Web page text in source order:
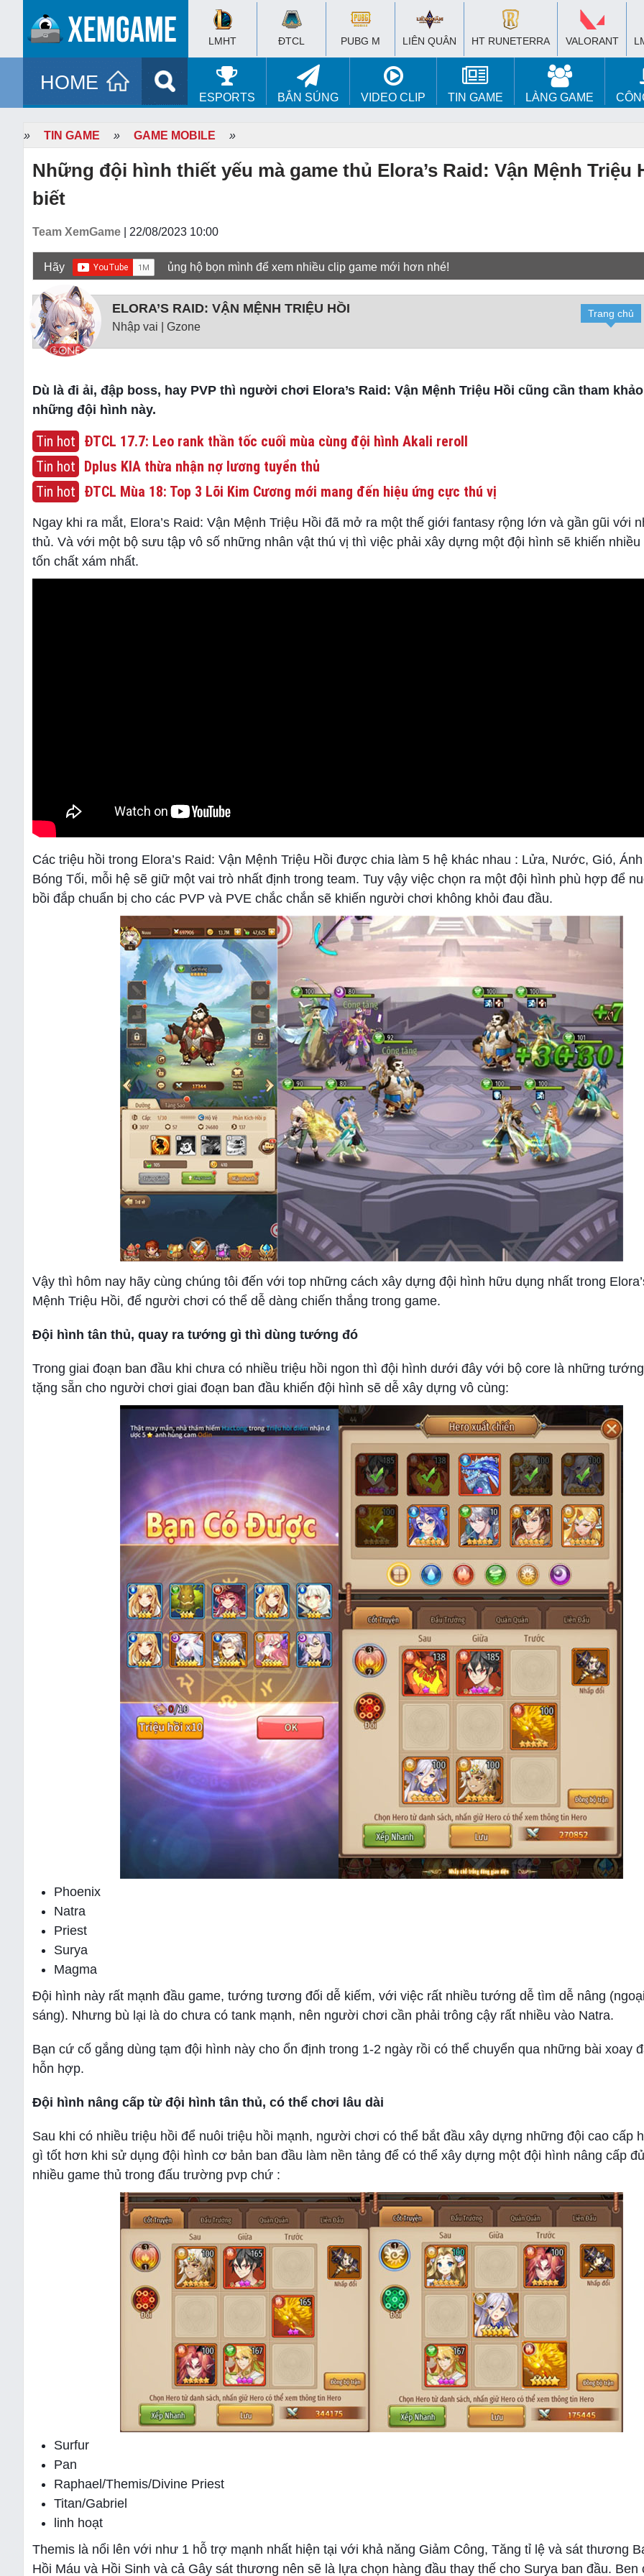
LMHT ĐTCL PUBG M LIÊN QUÂN HT RUNETERRA VALORANT
HOME
ESPORTS BẮN SÚNG VIDEO CLIP TIN GAME LÀNG GAME
» TIN GAME » GAME MOBILE »
Những đội hình thiết yếu mà game thủ Elora’s Raid: Vận Mệnh Triệu
biết
Team XemGame | 22/08/2023 10:00
Hãy ủng hộ bọn mình để xem nhiều clip game mới hơn nhé!
ELORA’S RAID: VẬN MỆNH TRIỆU HỒI
Nhập vai | Gzone
Trang chủ
Dù là đi ải, đập boss, hay PVP thì người chơi Elora’s Raid: Vận Mệnh Triệu Hồi cũng cần tham
những đội hình này.
Tin hot ĐTCL 17.7: Leo rank thần tốc cuối mùa cùng đội hình Akali reroll
Tin hot Dplus KIA thừa nhận nợ lương tuyển thủ
Tin hot ĐTCL Mùa 18: Top 3 Lõi Kim Cương mới mang đến hiệu ứng cực thú vị
Ngay khi ra mắt, Elora’s Raid: Vận Mệnh Triệu Hồi đã mở ra một thế giới fantasy rộng lớn và gần gũi với
thủ. Và với một bộ sưu tập vô số những nhân vật thú vị thì việc phải xây dựng một đội hình sẽ khiến nhiều
tốn chất xám nhất.
Các triệu hồi trong Elora’s Raid: Vận Mệnh Triệu Hồi được chia làm 5 hệ khác nhau : Lửa, Nước, Gió,
Bóng Tối, mỗi hệ sẽ giữ một vai trò nhất định trong team. Tuy vậy việc chọn ra một đội hình phù hợp để
bồi đắp chuẩn bị cho các PVP và PVE chắc chắn sẽ khiến người chơi không khỏi đau đầu.
Vậy thì hôm nay hãy cùng chúng tôi đến với top những cách xây dựng đội hình hữu dụng nhất trong
Mệnh Triệu Hồi, để người chơi có thể dễ dàng chiến thắng trong game.
Đội hình tân thủ, quay ra tướng gì thì dùng tướng đó
Trong giai đoạn ban đầu khi chưa có nhiều triệu hồi ngon thì đội hình dưới đây với bộ core là những
tặng sẵn cho người chơi giai đoạn ban đầu khiến đội hình sẽ dễ xây dựng vô cùng:
Phoenix
Natra
Priest
Surya
Magma
Đội hình này rất mạnh đầu game, tướng tương đối dễ kiếm, với việc rất nhiều tướng dễ tìm dễ nâng
sáng). Nhưng bù lại là do chưa có tank mạnh, nên người chơi cần phải trông cậy rất nhiều vào Natra.
Bạn cứ cố gắng dùng tạm đội hình này cho ổn định trong 1-2 ngày rồi có thể chuyển qua những bài xoay
hỗn hợp.
Đội hình nâng cấp từ đội hình tân thủ, có thể chơi lâu dài
Sau khi có nhiều triệu hồi để nuôi triệu hồi mạnh, người chơi có thể bắt đầu xây dựng những đội cao cấp
gì tốt hơn khi sử dụng đội hình cơ bản ban đầu làm nền tảng để có thể xây dựng một đội hình nâng cấp
nhiều game thủ trong đấu trường pvp chứ :
Surfur
Pan
Raphael/Themis/Divine Priest
Titan/Gabriel
linh hoạt
Themis là nổi lên với như 1 hỗ trợ mạnh nhất hiện tại với khả năng Giảm Công, Tăng tỉ lệ và sát thương
Hồi Máu và Hồi Sinh và cả Gây sát thương nên sẽ là lựa chọn hàng đầu thay thế cho Surya ban đầu. Ben